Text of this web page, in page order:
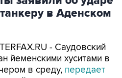
- Саудовский
в среду,передает
на заявление